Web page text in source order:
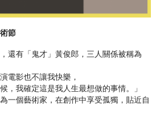
節
還有「鬼才」黃俊郎，三人關係被稱為
電影也不讓我快樂，
，我確定這是我人生最想做的事情。」
一個藝術家，在創作中享受孤獨，貼近自